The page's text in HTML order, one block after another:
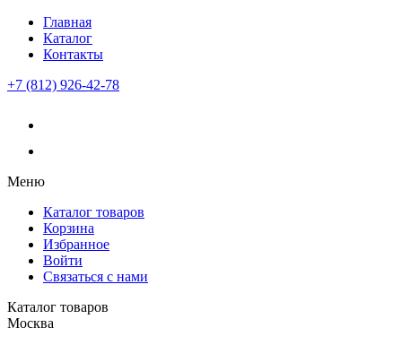
Главная
Каталог
Контакты
+7 (812) 926-42-78
Меню
Каталог товаров
Корзина
Избранное
Войти
Связаться с нами
Каталог товаров
Москва